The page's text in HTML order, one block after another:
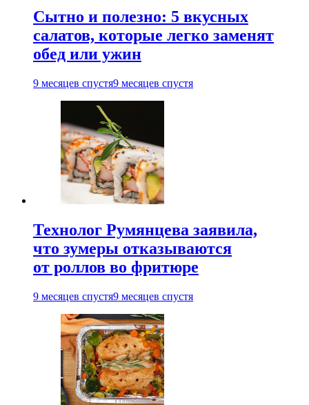
Сытно и полезно: 5 вкусных
салатов, которые легко заменят
обед или ужин
9 месяцев спустя9 месяцев спустя
Технолог Румянцева заявила,
что зумеры отказываются
от роллов во фритюре
9 месяцев спустя9 месяцев спустя